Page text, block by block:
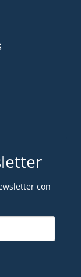
con